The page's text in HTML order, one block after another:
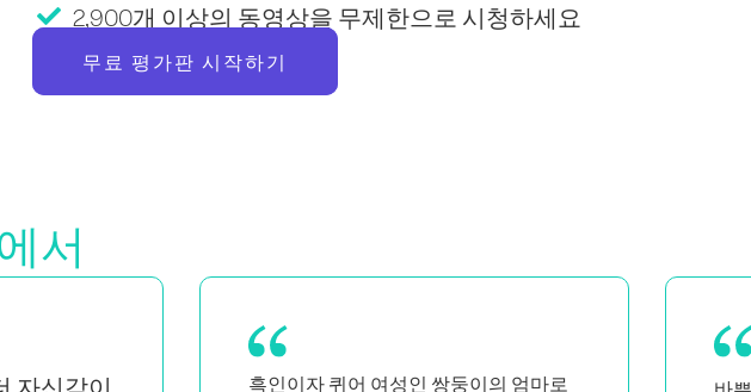
2,900개 이상의 동영상을 무제한으로 시청하세요
무료 평가판 시작하기
서
의 엄마로